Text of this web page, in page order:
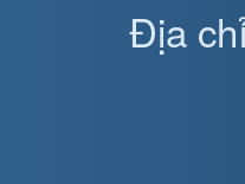
Địa